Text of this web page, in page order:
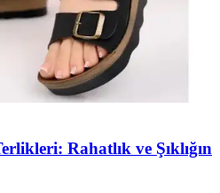
Rahatlık ve Şıklığın